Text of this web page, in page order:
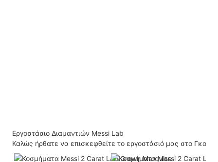
Εργοστάσιο Διαμαντιών Messi Lab
Καλώς ήρθατε να επισκεφθείτε το εργοστάσιό μας στο